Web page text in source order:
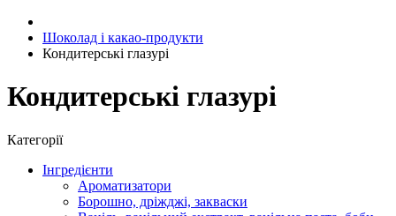
Шоколад і какао-продукти
Кондитерські глазурі
Кондитерські глазурі
Категорії
Інгредієнти
Ароматизатори
Борошно, дріжджі, закваски